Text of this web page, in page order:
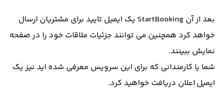
بعد از آن StartBooking یک ایمیل تایید برای مشتریان ارسال
خواهد کرد همچنین می توانند جزئیات ملاقات خود را در صفحه
نمایش ببینند.
شما یا کارمندانی که برای این سرویس معرفی شده اید نیز یک
ایمیل اعلان دریافت خواهید کرد.